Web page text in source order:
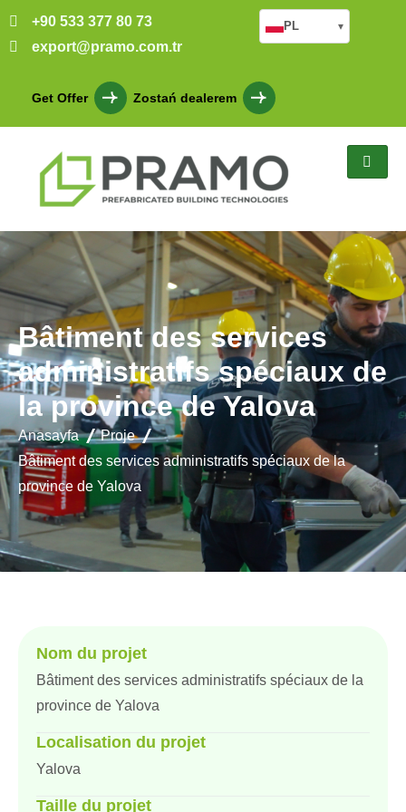
+90 533 377 80 73
export@pramo.com.tr
Get Offer Zostań dealerem
PL ▾
Bâtiment des services
administratifs spéciaux de
la province de Yalova
Anasayfa
Proje
Bâtiment des services administratifs spéciaux de la
province de Yalova
Nom du projet
Bâtiment des services administratifs spéciaux de la
province de Yalova
Localisation du projet
Yalova
Taille du projet